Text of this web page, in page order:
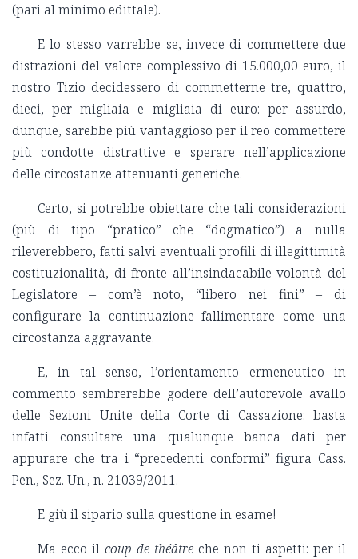
(pari al minimo edittale).
E lo stesso varrebbe se, invece di commettere due
distrazioni del valore complessivo di 15.000,00 euro, il
nostro Tizio decidessero di commetterne tre, quattro,
dieci, per migliaia e migliaia di euro: per assurdo,
dunque, sarebbe più vantaggioso per il reo commettere
più condotte distrattive e sperare nell’applicazione
delle circostanze attenuanti generiche.
Certo, si potrebbe obiettare che tali considerazioni
(più di tipo “pratico” che “dogmatico”) a nulla
rileverebbero, fatti salvi eventuali profili di illegittimità
costituzionalità, di fronte all’insindacabile volontà del
Legislatore – com’è noto, “libero nei fini” – di
configurare la continuazione fallimentare come una
circostanza aggravante.
E, in tal senso, l’orientamento ermeneutico in
commento sembrerebbe godere dell’autorevole avallo
delle Sezioni Unite della Corte di Cassazione: basta
infatti consultare una qualunque banca dati per
appurare che tra i “precedenti conformi” figura Cass.
Pen., Sez. Un., n. 21039/2011.
E giù il sipario sulla questione in esame!
Ma ecco il coup de théâtre che non ti aspetti: per il